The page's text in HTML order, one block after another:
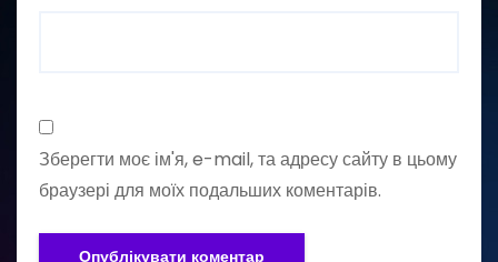
Зберегти моє ім'я, e-mail, та адресу сайту в цьому
браузері для моїх подальших коментарів.